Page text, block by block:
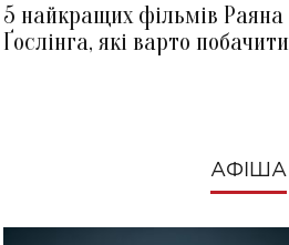
5 найкращих фільмів Раяна
Ґослінга, які варто побачити
АФІША